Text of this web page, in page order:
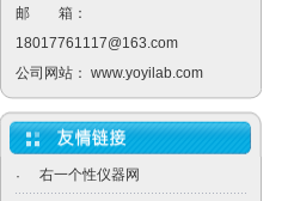
邮 箱：
18017761117@163.com
公司网站： www.yoyilab.com
· 右一个性仪器网